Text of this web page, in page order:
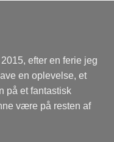
efter en ferie jeg
en oplevelse, et
på et fantastisk
være på resten af